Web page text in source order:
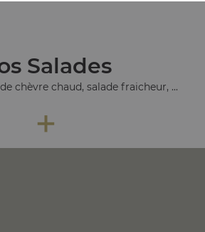
Salades
chèvre chaud, salade fraicheur, ...
+